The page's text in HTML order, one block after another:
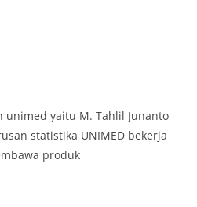
unimed yaitu M. Tahlil Junanto
statistika UNIMED bekerja
produk